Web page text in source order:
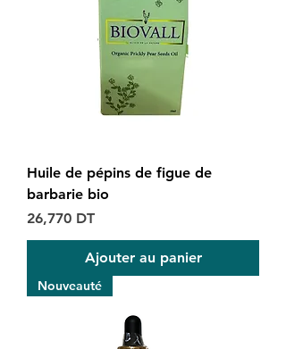
Huile de pépins de figue de
barbarie bio
Prix
26,770 DT
Ajouter au panier
Nouveauté